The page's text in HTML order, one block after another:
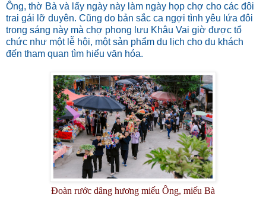
Ông, thờ Bà và lấy ngày này làm ngày họp chợ cho các đôi
trai gái lỡ duyên. Cũng do bản sắc ca ngợi tình yêu lứa đôi
trong sáng này mà chợ phong lưu Khâu Vai giờ được tổ
chức như một lễ hội, một sản phẩm du lịch cho du khách
đến tham quan tìm hiểu văn hóa.
Đoàn rước dâng hương miếu Ông, miếu Bà